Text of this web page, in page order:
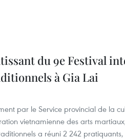
du 9e Festival
à Gia Lai
par le Service provincial de la
vietnamienne des arts
a réuni 2 242